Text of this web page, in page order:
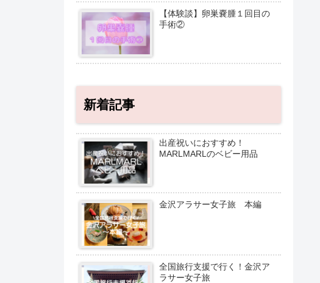
【体験談】卵巣嚢腫１回目の
手術②
新着記事
出産祝いにおすすめ！
MARLMARLのベビー用品
金沢アラサー女子旅 本編
全国旅行支援で行く！金沢ア
ラサー女子旅